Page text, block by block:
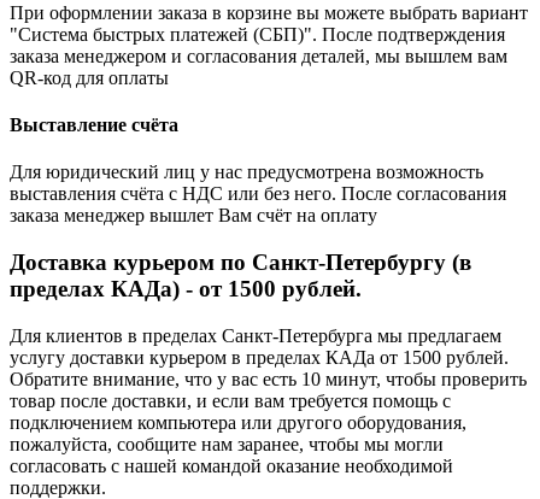
При оформлении заказа в корзине вы можете выбрать вариант
"Система быстрых платежей (СБП)". После подтверждения
заказа менеджером и согласования деталей, мы вышлем вам
QR-код для оплаты
Выставление счёта
Для юридический лиц у нас предусмотрена возможность
выставления счёта с НДС или без него. После согласования
заказа менеджер вышлет Вам счёт на оплату
Доставка курьером по Санкт-Петербургу (в
пределах КАДа) - от 1500 рублей.
Для клиентов в пределах Санкт-Петербурга мы предлагаем
услугу доставки курьером в пределах КАДа от 1500 рублей.
Обратите внимание, что у вас есть 10 минут, чтобы проверить
товар после доставки, и если вам требуется помощь с
подключением компьютера или другого оборудования,
пожалуйста, сообщите нам заранее, чтобы мы могли
согласовать с нашей командой оказание необходимой
поддержки.